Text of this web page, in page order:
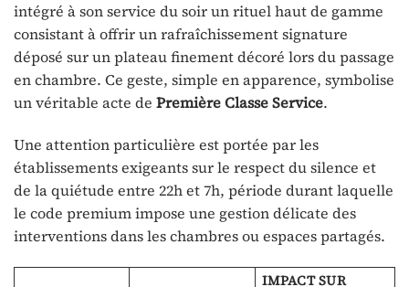
intégré à son service du soir un rituel haut de gamme
consistant à offrir un rafraîchissement signature
déposé sur un plateau finement décoré lors du passage
en chambre. Ce geste, simple en apparence, symbolise
un véritable acte de Première Classe Service.
Une attention particulière est portée par les
établissements exigeants sur le respect du silence et
de la quiétude entre 22h et 7h, période durant laquelle
le code premium impose une gestion délicate des
interventions dans les chambres ou espaces partagés.
IMPACT SUR